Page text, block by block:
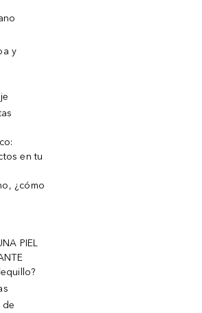
y
en tu
¿cómo
PIEL
de